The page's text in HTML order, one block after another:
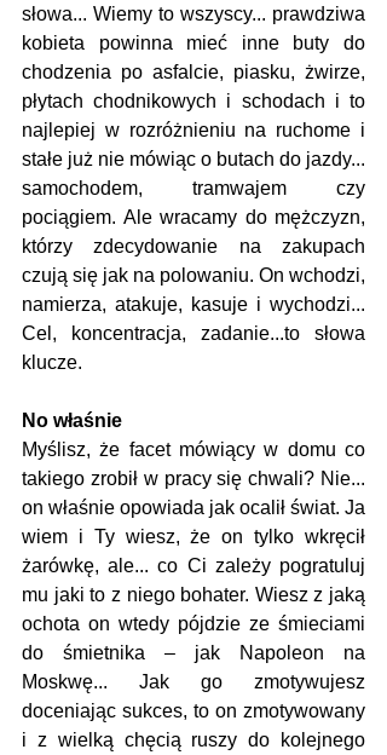
słowa... Wiemy to wszyscy... prawdziwa
kobieta powinna mieć inne buty do
chodzenia po asfalcie, piasku, żwirze,
płytach chodnikowych i schodach i to
najlepiej w rozróżnieniu na ruchome i
stałe już nie mówiąc o butach do jazdy...
samochodem, tramwajem czy
pociągiem. Ale wracamy do mężczyzn,
którzy zdecydowanie na zakupach
czują się jak na polowaniu. On wchodzi,
namierza, atakuje, kasuje i wychodzi...
Cel, koncentracja, zadanie...to słowa
klucze.
No właśnie
Myślisz, że facet mówiący w domu co
takiego zrobił w pracy się chwali? Nie...
on właśnie opowiada jak ocalił świat. Ja
wiem i Ty wiesz, że on tylko wkręcił
żarówkę, ale... co Ci zależy pogratuluj
mu jaki to z niego bohater. Wiesz z jaką
ochota on wtedy pójdzie ze śmieciami
do śmietnika – jak Napoleon na
Moskwę... Jak go zmotywujesz
doceniając sukces, to on zmotywowany
i z wielką chęcią ruszy do kolejnego